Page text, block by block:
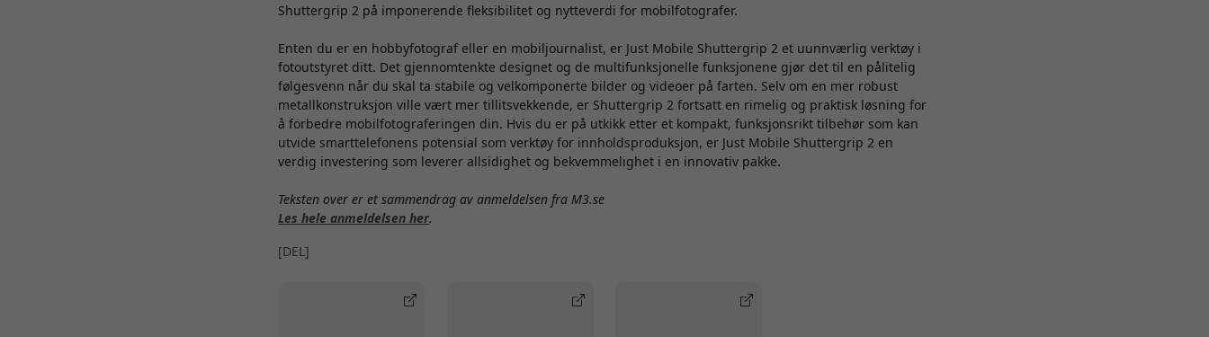
Shuttergrip 2 på imponerende fleksibilitet og nytteverdi for mobilfotografer.
Enten du er en hobbyfotograf eller en mobiljournalist, er Just Mobile Shuttergrip 2 et uunnværlig verktøy i
fotoutstyret ditt. Det gjennomtenkte designet og de multifunksjonelle funksjonene gjør det til en pålitelig
følgesvenn når du skal ta stabile og velkomponerte bilder og videoer på farten. Selv om en mer robust
metallkonstruksjon ville vært mer tillitsvekkende, er Shuttergrip 2 fortsatt en rimelig og praktisk løsning for
å forbedre mobilfotograferingen din. Hvis du er på utkikk etter et kompakt, funksjonsrikt tilbehør som kan
utvide smarttelefonens potensial som verktøy for innholdsproduksjon, er Just Mobile Shuttergrip 2 en
verdig investering som leverer allsidighet og bekvemmelighet i en innovativ pakke.
Teksten over er et sammendrag av anmeldelsen fra M3.se
Les hele anmeldelsen her.
[DEL]